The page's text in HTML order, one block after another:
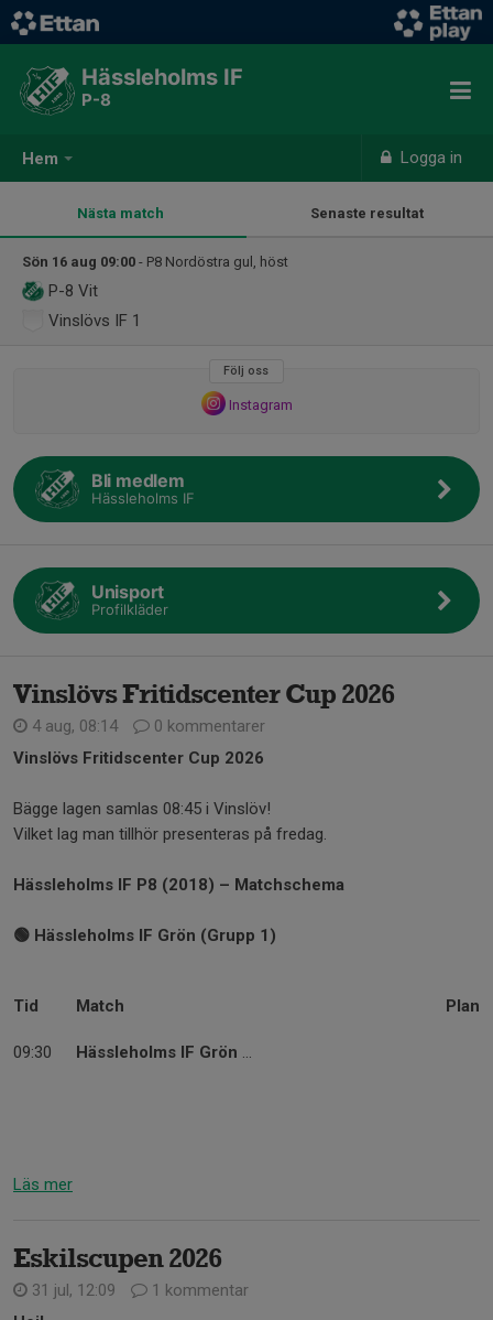
Hem Logga in
Hässleholms IF
P-8
Nästa match Senaste resultat
Sön 16 aug 09:00 - P8 Nordöstra gul, höst
P-8 Vit
Vinslövs IF 1
Följ oss
Instagram
Bli medlem
Hässleholms IF
Unisport
Profilkläder
Vinslövs Fritidscenter Cup 2026
4 aug, 08:14
0 kommentarer
Vinslövs Fritidscenter Cup 2026
Bägge lagen samlas 08:45 i Vinslöv!
Vilket lag man tillhör presenteras på fredag.
Hässleholms IF P8 (2018) – Matchschema
🟢 Hässleholms IF Grön (Grupp 1)
Tid Match Plan
09:30 Hässleholms IF Grön ...
Läs mer
Eskilscupen 2026
31 jul, 12:09
1 kommentar